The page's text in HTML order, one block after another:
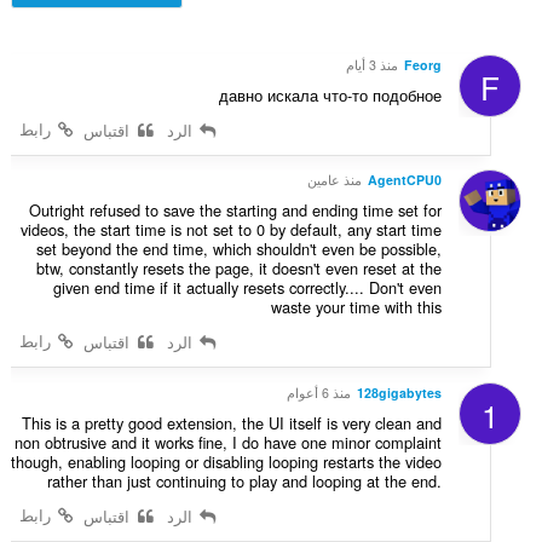
م
ات
ق
ي
م
ا
ت
:
F
Feorg منذ 3 أيام
давно искала что-то подобное
رابط
الرد اقتباس
AgentCPU0 منذ عامين
Outright refused to save the starting and ending time set for
videos, the start time is not set to 0 by default, any start time
set beyond the end time, which shouldn't even be possible,
btw, constantly resets the page, it doesn't even reset at the
given end time if it actually resets correctly.... Don't even
waste your time with this
رابط
الرد اقتباس
1
128gigabytes منذ 6 أعوام
This is a pretty good extension, the UI itself is very clean and
non obtrusive and it works fine, I do have one minor complaint
though, enabling looping or disabling looping restarts the video
rather than just continuing to play and looping at the end.
رابط
الرد اقتباس